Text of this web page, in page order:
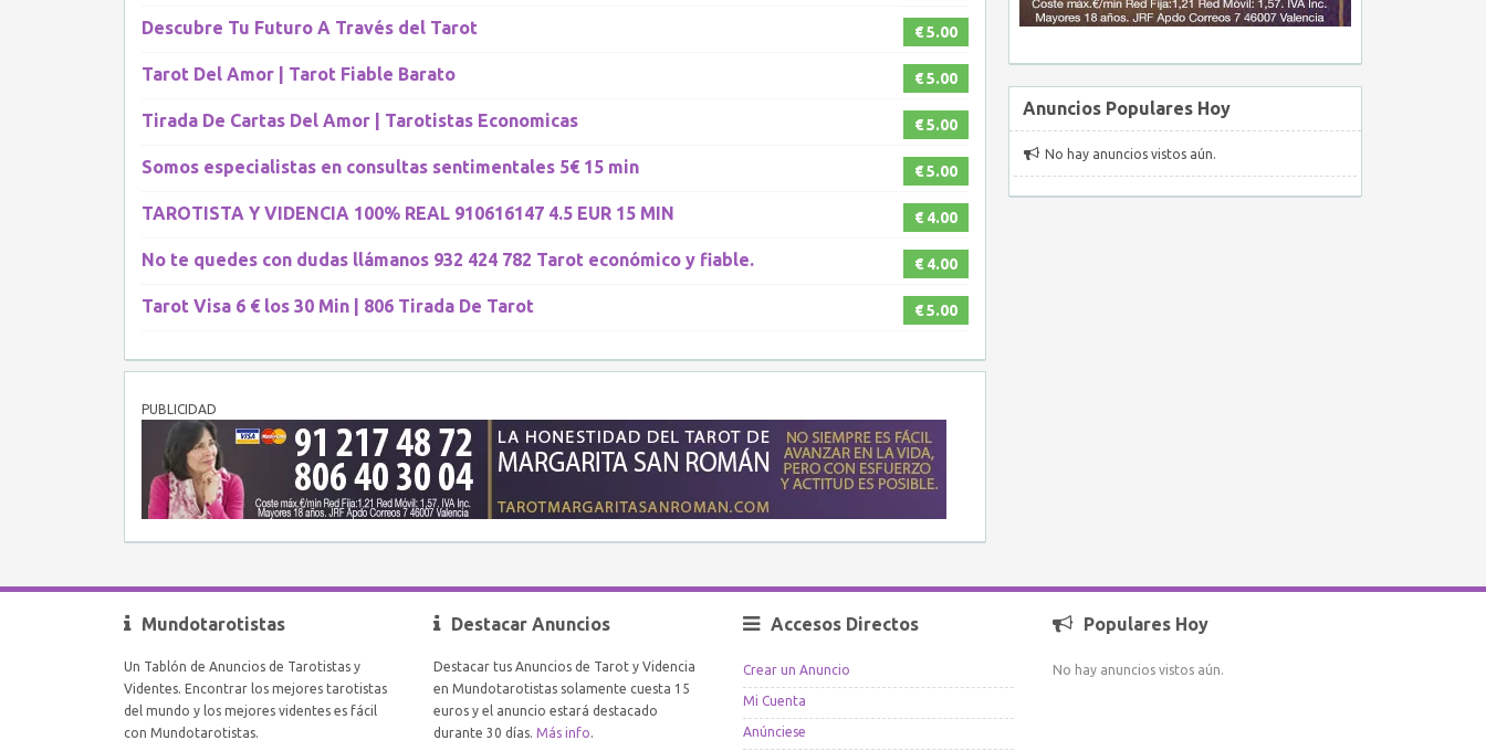
€ 5.00
Descubre Tu Futuro A Través del Tarot
€ 5.00
Tarot Del Amor | Tarot Fiable Barato
€ 5.00
Tirada De Cartas Del Amor | Tarotistas Economicas
€ 5.00
Somos especialistas en consultas sentimentales 5€ 15 min
€ 4.00
TAROTISTA Y VIDENCIA 100% REAL 910616147 4.5 EUR 15 MIN
€ 4.00
No te quedes con dudas llámanos 932 424 782 Tarot económico y fiable.
€ 5.00
Tarot Visa 6 € los 30 Min | 806 Tirada De Tarot
PUBLICIDAD
Anuncios Populares Hoy
No hay anuncios vistos aún.
Mundotarotistas
Un Tablón de Anuncios de Tarotistas y
Videntes. Encontrar los mejores tarotistas
del mundo y los mejores videntes es fácil
con Mundotarotistas.
Destacar Anuncios
Destacar tus Anuncios de Tarot y Videncia
en Mundotarotistas solamente cuesta 15
euros y el anuncio estará destacado
durante 30 días. Más info.
Accesos Directos
Crear un Anuncio
Mi Cuenta
Anúnciese
Populares Hoy
No hay anuncios vistos aún.